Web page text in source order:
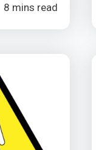
8 mins read